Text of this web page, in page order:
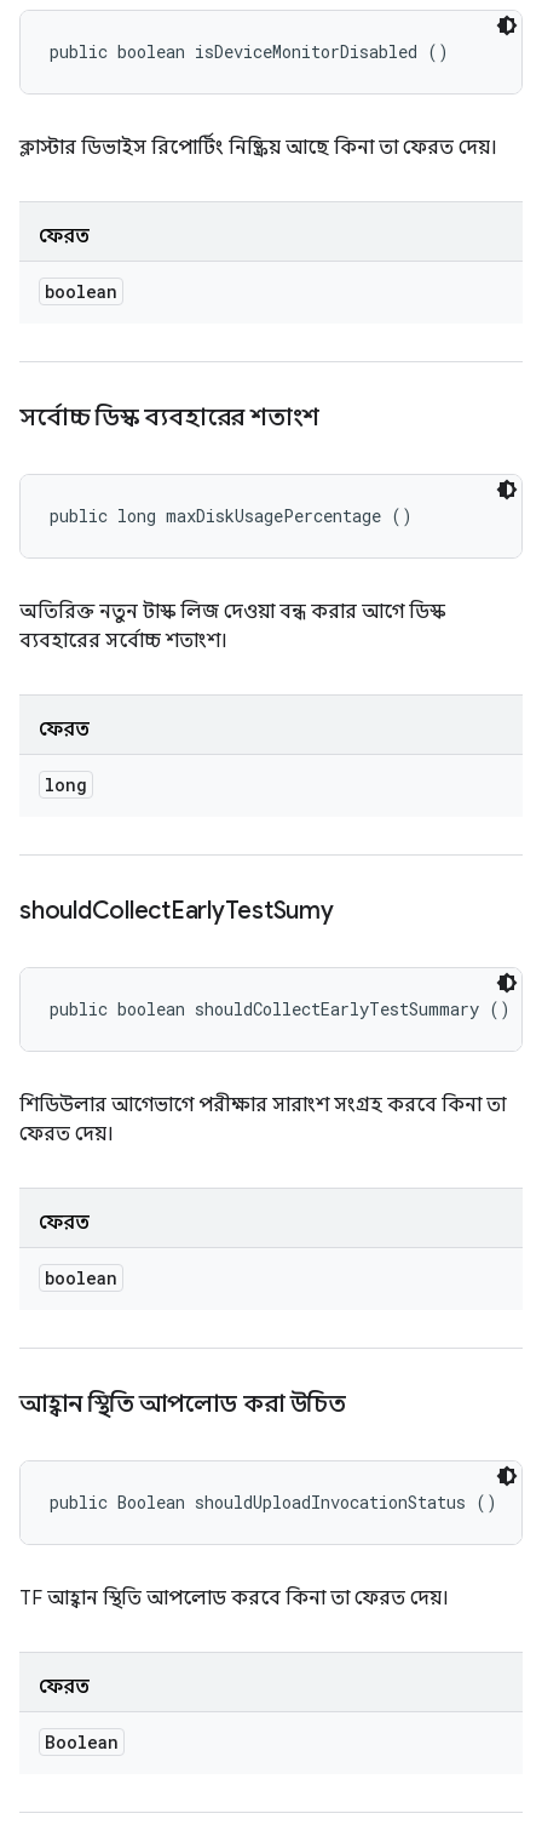
public boolean isDeviceMonitorDisabled ()
ক্লাস্টার ডিভাইস রিপোর্টিং নিষ্ক্রিয় আছে কিনা তা ফেরত দেয়।
ফেরত
boolean
সর্বোচ্চ ডিস্ক ব্যবহারের শতাংশ
public long maxDiskUsagePercentage ()
অতিরিক্ত নতুন টাস্ক লিজ দেওয়া বন্ধ করার আগে ডিস্ক
ব্যবহারের সর্বোচ্চ শতাংশ।
ফেরত
long
shouldCollectEarlyTestSumy
public boolean shouldCollectEarlyTestSummary ()
শিডিউলার আগেভাগে পরীক্ষার সারাংশ সংগ্রহ করবে কিনা তা
ফেরত দেয়।
ফেরত
boolean
আহ্বান স্থিতি আপলোড করা উচিত
public Boolean shouldUploadInvocationStatus ()
TF আহ্বান স্থিতি আপলোড করবে কিনা তা ফেরত দেয়।
ফেরত
Boolean